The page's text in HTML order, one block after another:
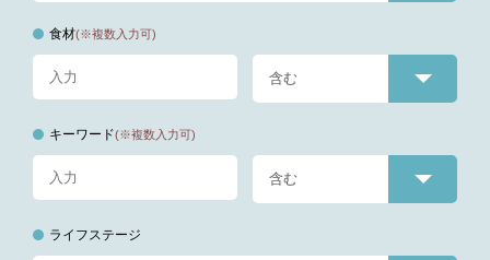
食材(※複数入力可)
キーワード(※複数入力可)
ライフステージ